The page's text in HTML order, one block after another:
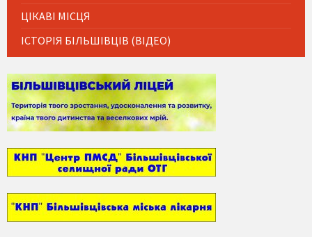
ЦІКАВІ МІСЦЯ
ІСТОРІЯ БІЛЬШІВЦІВ (ВІДЕО)